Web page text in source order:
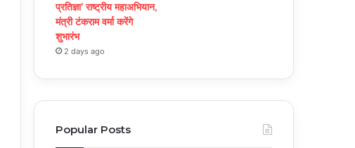
प्रतिज्ञा’ राष्ट्रीय महाअभियान,
मंत्री टंकराम वर्मा करेंगे
शुभारंभ
2 days ago
Popular Posts